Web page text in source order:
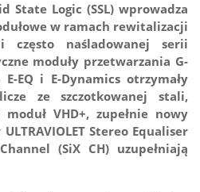
State Logic (SSL) wprowadza
w ramach rewitalizacji
często naśladowanej serii
moduły przetwarzania G-
EQ i E-Dynamics otrzymały
ze szczotkowanej stali,
VHD+, zupełnie nowy
Stereo Equaliser
(SiX CH) uzupełniają